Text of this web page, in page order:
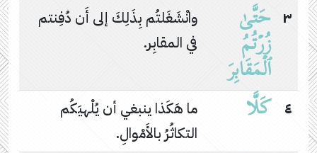
٣ حَتَّىٰ
زُرۡتُمُ
ٱلۡمَقَابِرَ
وانْشَغَلتُم بِذَلِكَ إلى أَن دُفِنتم
في المقابِر.
٤ كَلَّا
ما هَكَذا ينبغي أن يُلْهيَكُم
التكاثُرُ بالأَمْوالِ.